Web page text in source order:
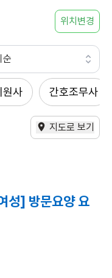
위치변경
순
원사 간호조무사
지도로 보기
] 방문요양 요